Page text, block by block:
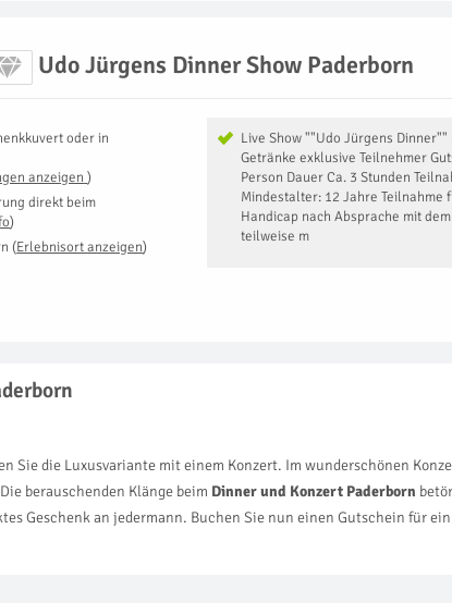
Udo Jürgens Dinner Show Paderborn
Live Show ""Udo Jürgens Dinner""
Getränke exklusive Teilnehmer
Person Dauer Ca. 3 Stunden
Mindestalter: 12 Jahre Teilnahme
Handicap nach Absprache mit
teilweise m
oder in
anzeigen )
direkt beim
)
(Erlebnisort anzeigen)
Sie die Luxusvariante mit einem Konzert. Im wunderschönen
berauschenden Klänge beim Dinner und Konzert Paderborn
Geschenk an jedermann. Buchen Sie nun einen Gutschein für